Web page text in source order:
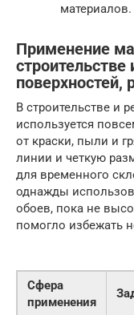
материалов.
Применение
поверхностей,
В строительстве и
используется
от краски, пыли и
линии и четкую
для временного
однажды
обоев, пока не
помогло избежать
Сфера
применения